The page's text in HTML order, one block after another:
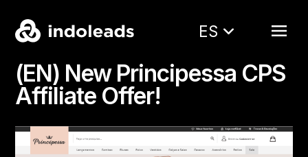
ES
(EN) New Principessa CPS
Affiliate Offer!